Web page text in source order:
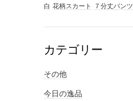
白 花柄スカート ７分丈パンツ
カテゴリー
その他
今日の逸品